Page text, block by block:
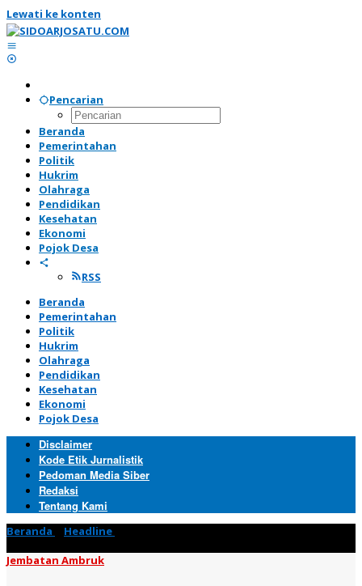
Lewati ke konten
Pencarian
Beranda
Pemerintahan
Politik
Hukrim
Olahraga
Pendidikan
Kesehatan
Ekonomi
Pojok Desa
RSS
Beranda
Pemerintahan
Politik
Hukrim
Olahraga
Pendidikan
Kesehatan
Ekonomi
Pojok Desa
Disclaimer
Kode Etik Jurnalistik
Pedoman Media Siber
Redaksi
Tentang Kami
Beranda Headline
Jembatan Ambruk